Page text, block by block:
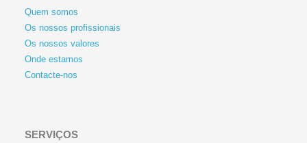
Quem somos
Os nossos profissionais
Os nossos valores
Onde estamos
Contacte-nos
SERVIÇOS